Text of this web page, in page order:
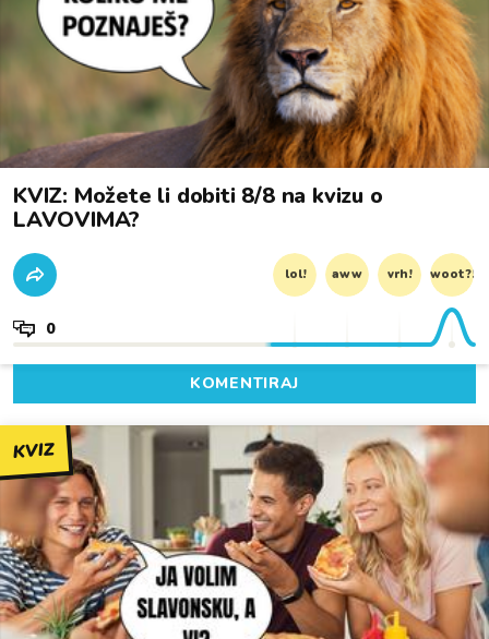
KVIZ: Možete li dobiti 8/8 na kvizu o
LAVOVIMA?
lol! aww vrh! woot?!
0
KOMENTIRAJ
KVIZ